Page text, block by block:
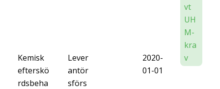
Kemisk
efterskö
rdsbeha
Lever
antör
sförs
2020-
01-01
vt
UH
M-
kra
v